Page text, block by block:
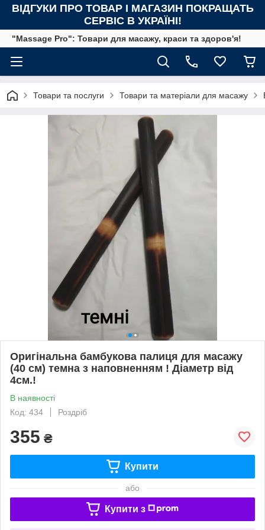
ВІДГУКИ ПРО ТОВАР І МАГАЗИН ПОКРАЩАТЬ
СЕРВІС В УКРАЇНІ!
"Massage Pro": Товари для масажу, краси та здоров'я!
Товари та послуги Товари та матеріали для масажу
Оригінальна бамбукова палиця для масажу
(40 см) темна з наповненням ! Діаметр від
4см.!
В наявності
Код: 434
Роздріб
355 ₴
Купити
або
Купити з